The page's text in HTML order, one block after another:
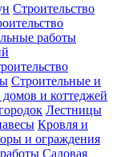
Строительство
работы
Строительные и
и коттеджей
Лестницы
Кровля и
и ограждения
Садовая